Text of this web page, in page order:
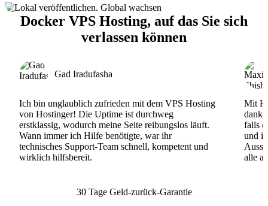
Docker VPS Hosting, auf das Sie sich
verlassen können
Gad Iradufasha
Ich bin unglaublich zufrieden mit dem VPS Hosting
von Hostinger! Die Uptime ist durchweg
erstklassig, wodurch meine Seite reibungslos läuft.
Wann immer ich Hilfe benötigte, war ihr
technisches Support-Team schnell, kompetent und
wirklich hilfsbereit.
Mit
dank
falls
und
alle
30 Tage Geld-zurück-Garantie